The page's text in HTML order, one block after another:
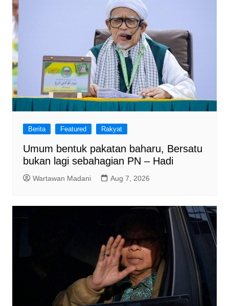
Berita Featured Rakyat
Umum bentuk pakatan baharu, Bersatu
bukan lagi sebahagian PN – Hadi
Wartawan Madani Aug 7, 2026